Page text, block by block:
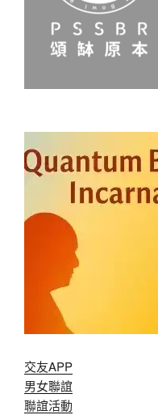
交友APP
男女聯誼
聯誼活動